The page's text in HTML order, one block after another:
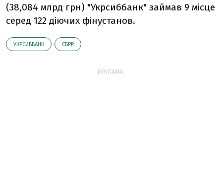
(38,084 млрд грн) "Укрсиббанк" займав 9 місце
серед 122 діючих фінустанов.
УКРСИББАНК ЄБРР
РЕКЛАМА: